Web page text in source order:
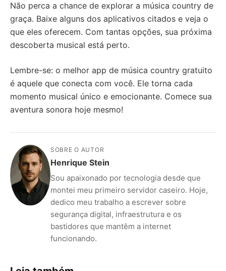
Não perca a chance de explorar a música country de
graça. Baixe alguns dos aplicativos citados e veja o
que eles oferecem. Com tantas opções, sua próxima
descoberta musical está perto.
Lembre-se: o melhor app de música country gratuito
é aquele que conecta com você. Ele torna cada
momento musical único e emocionante. Comece sua
aventura sonora hoje mesmo!
SOBRE O AUTOR
Henrique Stein
Sou apaixonado por tecnologia desde que
montei meu primeiro servidor caseiro. Hoje,
dedico meu trabalho a escrever sobre
segurança digital, infraestrutura e os
bastidores que mantêm a internet
funcionando.